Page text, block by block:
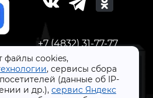
файлы cookies,
, сервисы сбора
(данные об IP-
и др.), сервис Яндекс
+7 (4832) 31-77-77